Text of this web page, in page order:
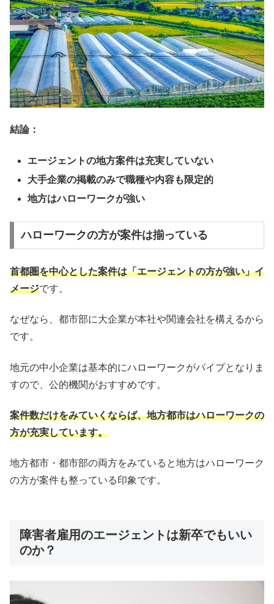
結論：
エージェントの地方案件は充実していない
大手企業の掲載のみで職種や内容も限定的
地方はハローワークが強い
ハローワークの方が案件は揃っている
首都圏を中心とした案件は「エージェントの方が強い」イ
メージです。
なぜなら、都市部に大企業が本社や関連会社を構えるから
です。
地元の中小企業は基本的にハローワークがパイプとなりま
すので、公的機関がおすすめです。
案件数だけをみていくならば、地方都市はハローワークの
方が充実しています。
地方都市・都市部の両方をみていると地方はハローワーク
の方が案件も整っている印象です。
障害者雇用のエージェントは新卒でもいい
のか？